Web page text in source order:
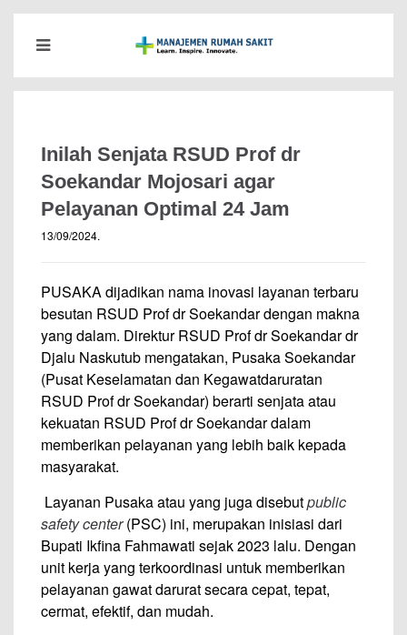
Inilah Senjata RSUD Prof dr
Soekandar Mojosari agar
Pelayanan Optimal 24 Jam
13/09/2024.
PUSAKA dijadikan nama inovasi layanan terbaru
besutan RSUD Prof dr Soekandar dengan makna
yang dalam. Direktur RSUD Prof dr Soekandar dr
Djalu Naskutub mengatakan, Pusaka Soekandar
(Pusat Keselamatan dan Kegawatdaruratan
RSUD Prof dr Soekandar) berarti senjata atau
kekuatan RSUD Prof dr Soekandar dalam
memberikan pelayanan yang lebih baik kepada
masyarakat.
Layanan Pusaka atau yang juga disebutpublic
safety center(PSC) ini, merupakan inisiasi dari
Bupati Ikfina Fahmawati sejak 2023 lalu. Dengan
unit kerja yang terkoordinasi untuk memberikan
pelayanan gawat darurat secara cepat, tepat,
cermat, efektif, dan mudah.